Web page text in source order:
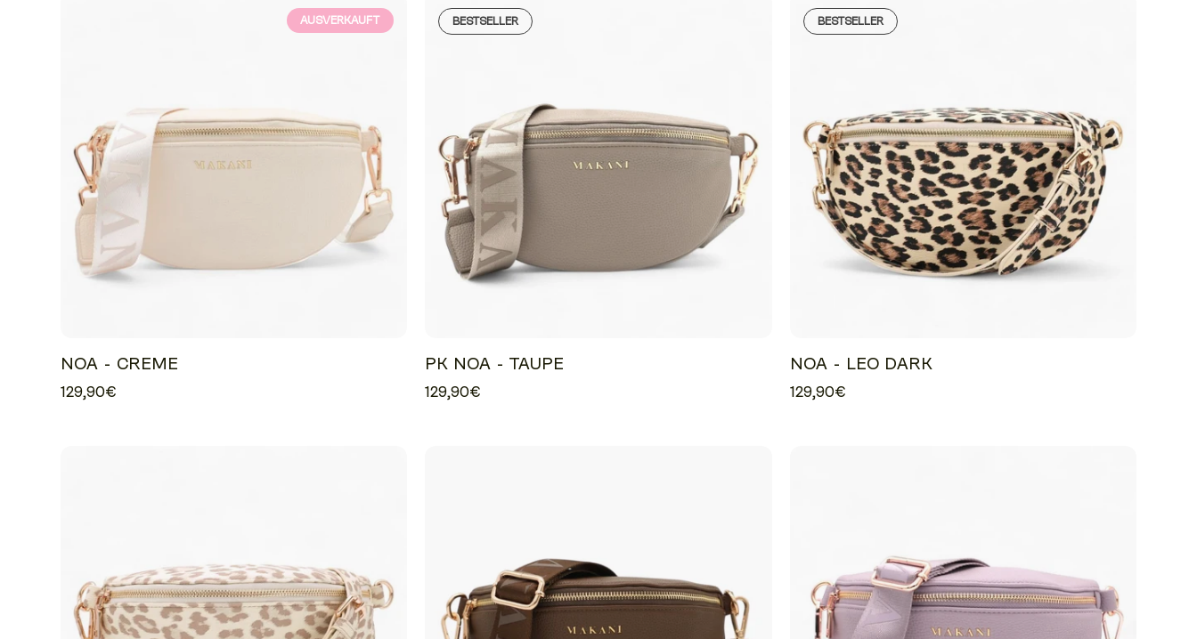
AUSVERKAUFT
NOA - CREME
129,90€
BESTSELLER
PK NOA - TAUPE
129,90€
BESTSELLER
NOA - LEO DARK
129,90€